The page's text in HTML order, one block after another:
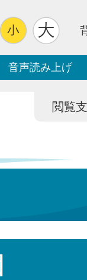
音声読み上げ
閲覧